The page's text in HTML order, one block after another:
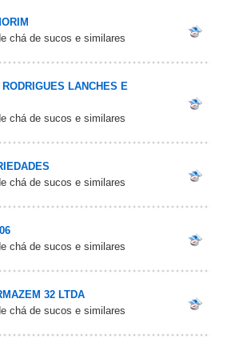
chá de sucos e similares
LANCHES E
chá de sucos e similares
chá de sucos e similares
chá de sucos e similares
32 LTDA
chá de sucos e similares